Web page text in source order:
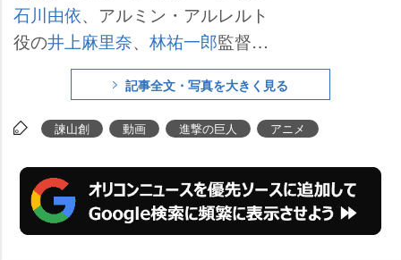
石川由依、アルミン・アルレルト
役の井上麻里奈、 林祐一郎監督が
登壇。原作の諫山創氏がサプライ
ズでメッセージを寄せた。
記事全文・写真を大きく見る
諫山創 動画 進撃の巨人 アニメ